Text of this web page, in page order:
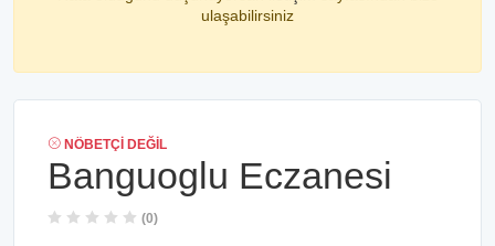
ulaşabilirsiniz
NÖBETÇI DEĞIL
Banguoglu Eczanesi
(0)